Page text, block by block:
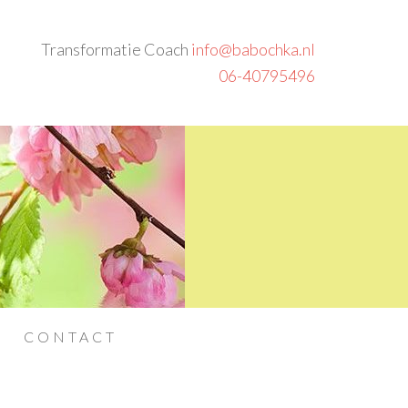
Transformatie Coach info@babochka.nl
06-40795496
CONTACT